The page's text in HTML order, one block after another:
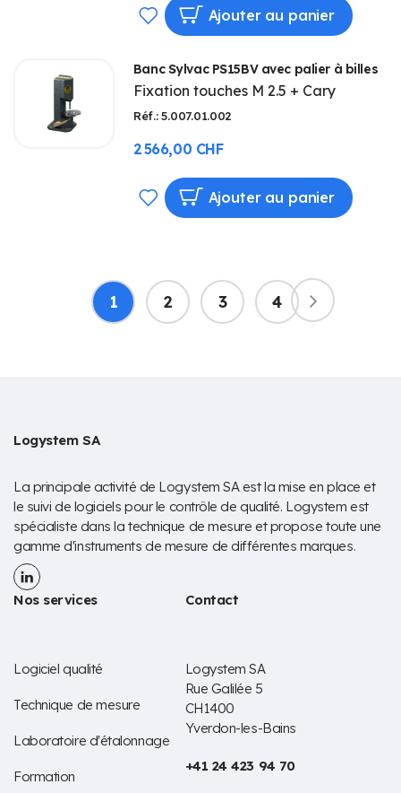
AJOUTER
MA
LISTE
D’ENVIE
Ajouter au panier
Banc Sylvac PS15BV avec palier à billes
Fixation touches M 2.5 + Cary
Réf.: 5.007.01.002
2 566,00 CHF
AJOUTER
LISTE
D’ENVIE
Ajouter au panier
Page
Vous
lisez
1 Page
2 Page
3 Page
4 Page
Suivant
Logystem SA
La principale activité de Logystem SA est la mise en place et
le suivi de logiciels pour le contrôle de qualité. Logystem est
spécialiste dans la technique de mesure et propose toute une
gamme d'instruments de mesure de différentes marques.
Nos services
Logiciel qualité
Technique de mesure
Laboratoire d'étalonnage
Formation
Contact
Logystem SA
Rue Galilée 5
CH1400
Yverdon-les-Bains
+41 24 423 94 70